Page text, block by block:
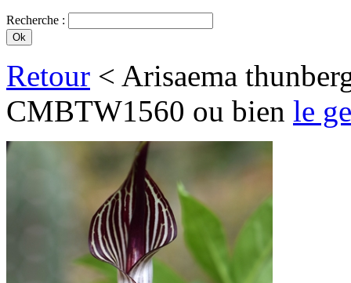
Recherche :
Retour < Arisaema
CMBTW1560 ou bien le